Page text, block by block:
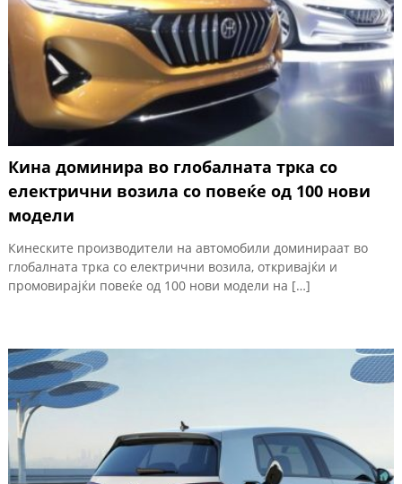
Кина доминира во глобалната трка со
електрични возила со повеќе од 100 нови
модели
Кинеските производители на автомобили доминираат во
глобалната трка со електрични возила, откривајќи и
промовирајќи повеќе од 100 нови модели на […]